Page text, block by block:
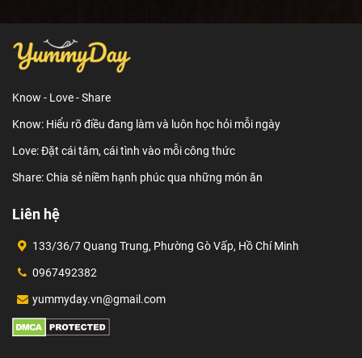
Know - Love - Share
Know: Hiểu rõ điều đang làm và luôn học hỏi mỗi ngày
Love: Đặt cái tâm, cái tình vào mỗi công thức
Share: Chia sẻ niềm hạnh phúc qua những món ăn
Liên hệ
133/36/7 Quang Trung, Phường Gò Vấp, Hồ Chí Minh
0967492382
yummyday.vn@gmail.com